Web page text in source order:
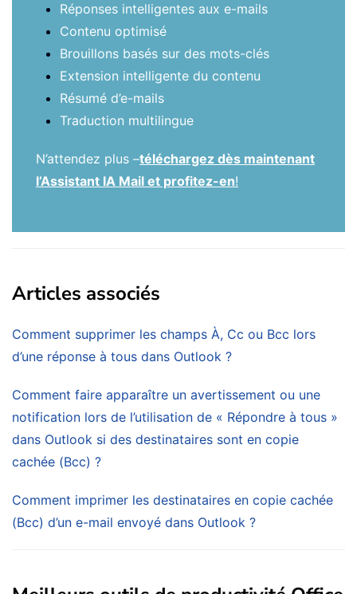
Réponses intelligentes aux e-mails
Contenu optimisé
Brouillons basés sur des mots-clés
Extension intelligente du contenu
Résumé d’e-mails
Traduction multilingue
N’attendez plus –téléchargez dès maintenant
l’Assistant IA Mail et profitez-en!
Articles associés
Comment supprimer les champs À, Cc ou Bcc lors
d’une réponse à tous dans Outlook ?
Comment faire apparaître un avertissement ou une
notification lors de l’utilisation de « Répondre à tous »
dans Outlook si des destinataires sont en copie
cachée (Bcc) ?
Comment imprimer les destinataires en copie cachée
(Bcc) d’un e-mail envoyé dans Outlook ?